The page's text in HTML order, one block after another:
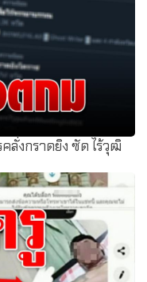
ลั่งกราดยิง ซัด ไร้วุฒิ